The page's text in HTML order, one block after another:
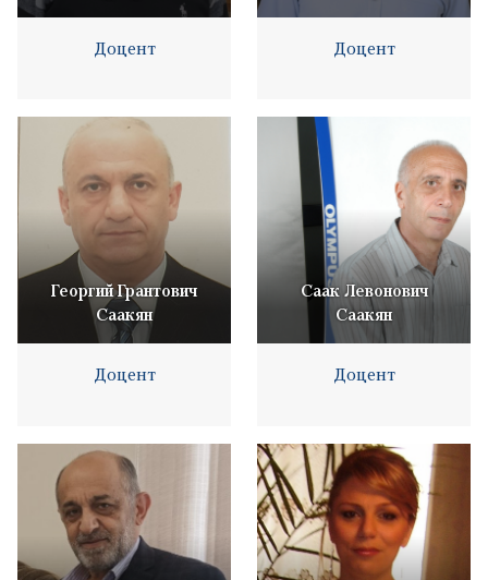
Доцент Доцент
Георгий Грантович
Саакян
Доцент
Саак Левонович
Саакян
Доцент